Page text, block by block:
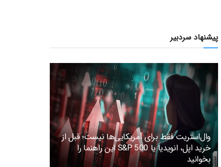
پیشنهاد سردبیر
وال‌استریت فقط برای آمریکایی‌ها نیست؛ قبل از
خرید اپل، انویدیا یا S&P 500 این راهنما را
بخوانید